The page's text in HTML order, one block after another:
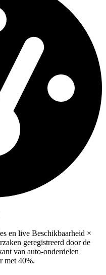
en live Beschikbaarheid ×
geregistreerd door de
van auto-onderdelen
met 40%.